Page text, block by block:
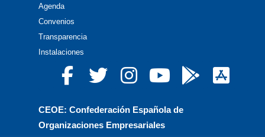
Agenda
Convenios
Transparencia
Instalaciones
CEOE: Confederación Española de
Organizaciones Empresariales